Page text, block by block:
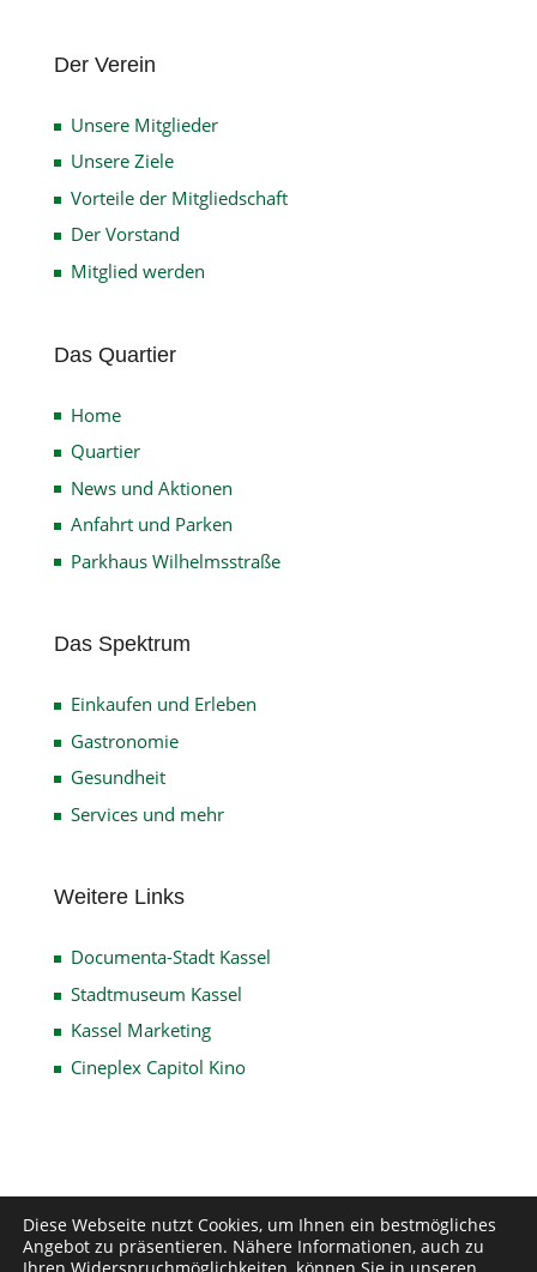
Der Verein
Unsere Mitglieder
Unsere Ziele
Vorteile der Mitgliedschaft
Der Vorstand
Mitglied werden
Das Quartier
Home
Quartier
News und Aktionen
Anfahrt und Parken
Parkhaus Wilhelmsstraße
Das Spektrum
Einkaufen und Erleben
Gastronomie
Gesundheit
Services und mehr
Weitere Links
Documenta-Stadt Kassel
Stadtmuseum Kassel
Kassel Marketing
Cineplex Capitol Kino
Impressum Datenschutz
Disclaimer
Kontakt
Diese Webseite nutzt Cookies, um Ihnen ein bestmögliches
Angebot zu präsentieren. Nähere Informationen, auch zu